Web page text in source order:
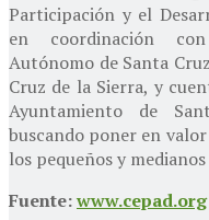
Participación y el
en coordinación
Autónomo de Santa
Cruz de la Sierra, y
Ayuntamiento de
buscando poner en
los pequeños y
Fuente:www.cepad.org